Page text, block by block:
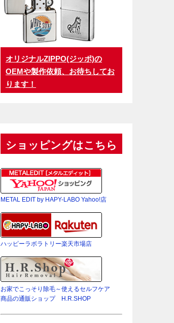
オリジナルZIPPO(ジッポ)の
OEMや製作依頼、お待ちしてお
ります！
ショッピングはこちら
METAL EDIT by HAPY-LABO Yahoo!店
ハッピーラボラトリー楽天市場店
お家でこっそり除毛～使えるセルフケア
商品の通販ショップ H.R.SHOP